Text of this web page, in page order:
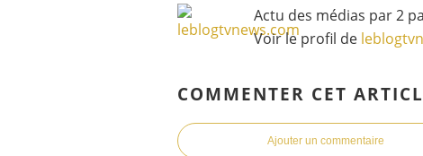
Actu des médias par 2
Voir le profil de
COMMENTER CET
Ajouter un commentaire